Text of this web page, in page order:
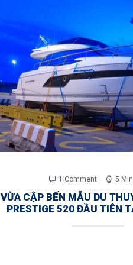
1 Comment 5
VỪA CẬP BẾN MẪU DU
PRESTIGE 520 ĐẦU TIÊN